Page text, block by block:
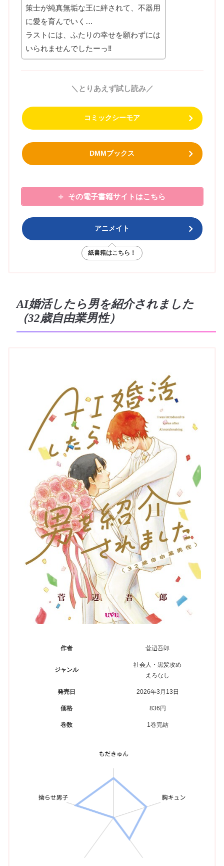
策士が純真無垢な王に絆されて、不器用
に愛を育んでいく…
ラストには、ふたりの幸せを願わずには
いられませんでしたーっ‼
＼とりあえず試し読み／
コミックシーモア
DMMブックス
その電子書籍サイトはこちら
アニメイト
紙書籍はこちら！
AI婚活したら男を紹介されました
（32歳自由業男性）
作者 菅辺吾郎
ジャンル
社会人・黒髪攻め
えろなし
発売日 2026年3月13日
価格 836円
巻数 1巻完結